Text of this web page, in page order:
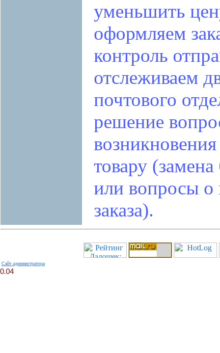
уменьшить
оформляем
контроль
отслеживаем
почтового
решение
товару (замена
или вопросы о
заказа).
Сайт администратора
0.04